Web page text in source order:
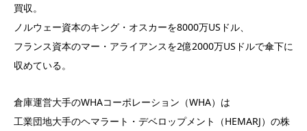
買収。
ノルウェー資本のキング・オスカーを8000万USドル、
フランス資本のマー・アライアンスを2億2000万USドルで傘下に
収めている。
倉庫運営大手のWHAコーポレーション（WHA）は
工業団地大手のヘマラート・デベロップメント（HEMARJ）の株